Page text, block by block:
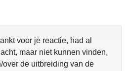
voor je reactie, had al
maar niet kunnen vinden,
over de uitbreiding van de